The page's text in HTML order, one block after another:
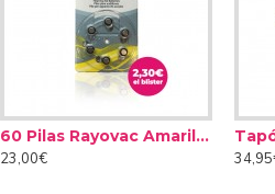
60 Pilas Rayovac Amarilla tipo 10 (10 packs)
23,00€